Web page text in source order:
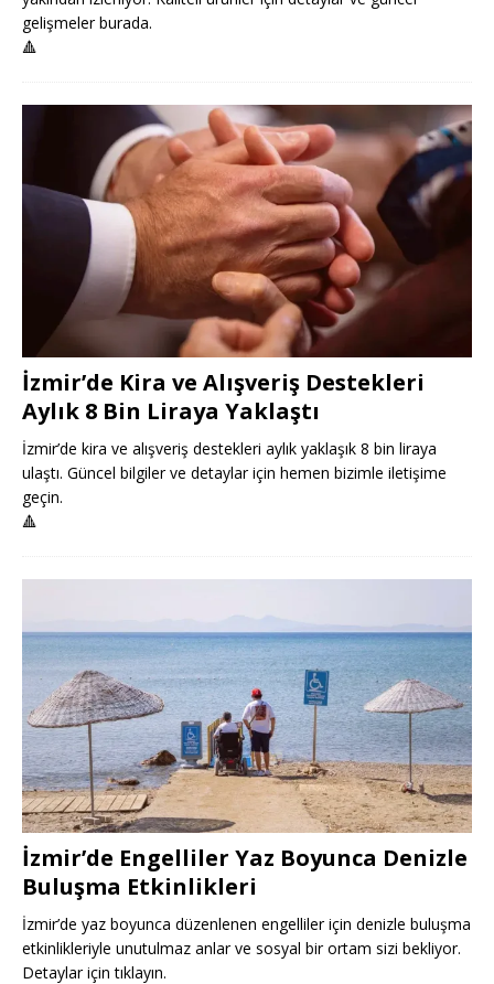
gelişmeler burada.
🔺
İzmir’de Kira ve Alışveriş Destekleri
Aylık 8 Bin Liraya Yaklaştı
İzmir’de kira ve alışveriş destekleri aylık yaklaşık 8 bin liraya
ulaştı. Güncel bilgiler ve detaylar için hemen bizimle iletişime
geçin.
🔺
İzmir’de Engelliler Yaz Boyunca Denizle
Buluşma Etkinlikleri
İzmir’de yaz boyunca düzenlenen engelliler için denizle buluşma
etkinlikleriyle unutulmaz anlar ve sosyal bir ortam sizi bekliyor.
Detaylar için tıklayın.